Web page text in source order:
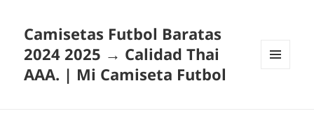
Camisetas Futbol Baratas
2024 2025 → Calidad Thai
AAA. | Mi Camiseta Futbol